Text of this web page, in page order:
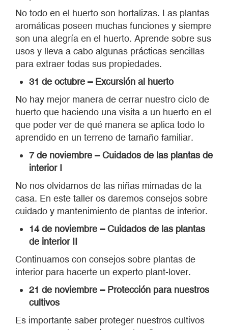
aprendido en un terreno de tamaño familiar.
7 de noviembre – Cuidados de las plantas de
interior I
No nos olvidamos de las niñas mimadas de la
casa. En este taller os daremos consejos sobre
14 de noviembre – Cuidados de las plantas
de interior II
Continuamos con consejos sobre plantas de
interior para hacerte un experto plant-lover.
21 de noviembre – Protección para nuestros
cultivos
Es importante saber proteger nuestros cultivos
para no quedarnos sin cosecha. Sea por
inclemencias del tiempo, por aparición de
animales intrusos o por otros motivos, en este
incidencias que puedan darse en los próximos
meses.
28 de noviembre – Taller de germinados
recogernos para hacer otro tipo de talleres más